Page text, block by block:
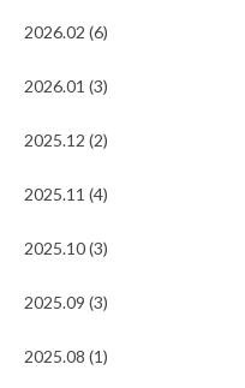
2026.02 (6)
2026.01 (3)
2025.12 (2)
2025.11 (4)
2025.10 (3)
2025.09 (3)
2025.08 (1)